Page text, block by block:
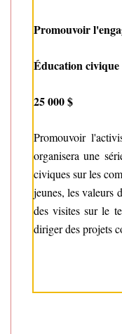
Promouvoir
Éducation civique
25 000 $
Promouvoir
organisera une
civiques sur les
jeunes, les valeurs
des visites sur le
diriger des projets